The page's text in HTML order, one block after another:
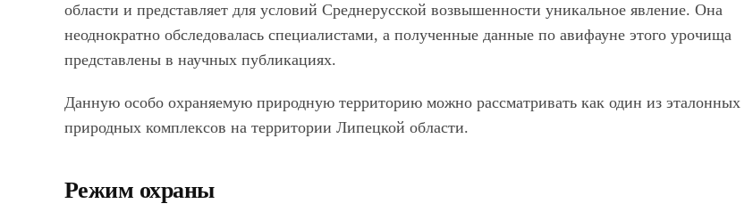
области и представляет для условий Среднерусской возвышенности уникальное явление. Она
неоднократно обследовалась специалистами, а полученные данные по авифауне этого урочища
представлены в научных публикациях.
Данную особо охраняемую природную территорию можно рассматривать как один из эталонных
природных комплексов на территории Липецкой области.
Режим охраны